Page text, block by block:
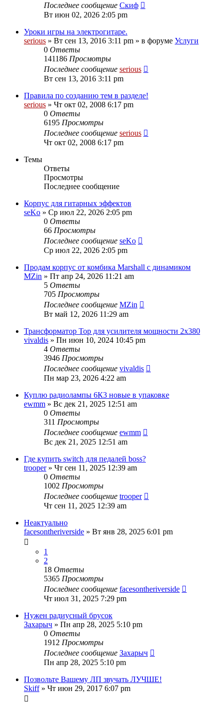
Последнее сообщение Скиф
Вт июн 02, 2026 2:05 pm
Уроки игры на электрогитаре.
serious » Вт сен 13, 2016 3:11 pm » в форуме Услуги
0 Ответы
141186 Просмотры
Последнее сообщение serious
Вт сен 13, 2016 3:11 pm
Правила по созданию тем в разделе!
serious » Чт окт 02, 2008 6:17 pm
0 Ответы
6195 Просмотры
Последнее сообщение serious
Чт окт 02, 2008 6:17 pm
Темы
Ответы
Просмотры
Последнее сообщение
Корпус для гитарных эффектов
seKo » Ср июл 22, 2026 2:05 pm
0 Ответы
66 Просмотры
Последнее сообщение seKo
Ср июл 22, 2026 2:05 pm
Продам корпус от комбика Marshall с динамиком
MZin » Пт апр 24, 2026 11:21 am
5 Ответы
705 Просмотры
Последнее сообщение MZin
Вт май 12, 2026 11:29 am
Трансформатор Тор для усилителя мощности 2х380
vivaldis » Пн июн 10, 2024 10:45 pm
4 Ответы
3946 Просмотры
Последнее сообщение vivaldis
Пн мар 23, 2026 4:22 am
Куплю радиолампы 6К3 новые в упаковке
ewmm » Вс дек 21, 2025 12:51 am
0 Ответы
311 Просмотры
Последнее сообщение ewmm
Вс дек 21, 2025 12:51 am
Где купить switch для педалей boss?
trooper» Чт сен 11, 2025 12:39 am
0 Ответы
1002 Просмотры
Последнее сообщение trooper
Чт сен 11, 2025 12:39 am
Неактуально
facesontheriverside » Вт янв 28, 2025 6:01 pm
1
2
18 Ответы
5365 Просмотры
Последнее сообщение facesontheriverside
Чт июл 31, 2025 7:29 pm
Нужен радиусный брусок
Захарыч » Пн апр 28, 2025 5:10 pm
0 Ответы
1912 Просмотры
Последнее сообщение Захарыч
Пн апр 28, 2025 5:10 pm
Позвольте Вашему ЛП звучать ЛУЧШЕ!
Skiff» Чт июн 29, 2017 6:07 pm